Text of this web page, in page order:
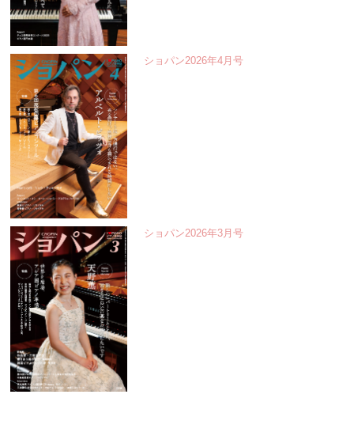
ショパン2026年4月号
ショパン2026年3月号